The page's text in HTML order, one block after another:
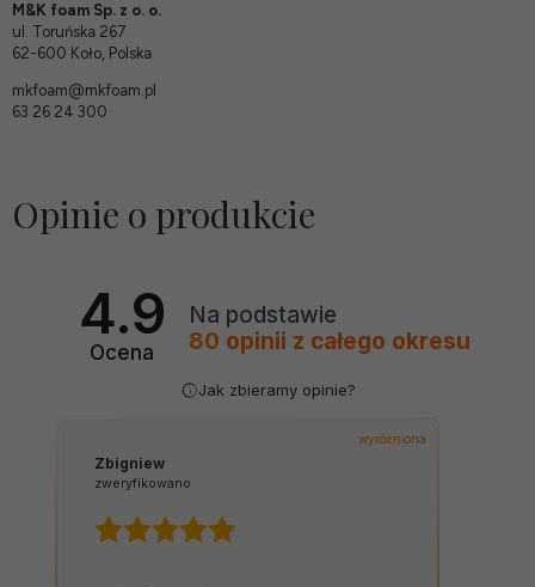
M&K foam Sp. z o. o.
ul. Toruńska 267
62-600 Koło, Polska
mkfoam@mkfoam.pl
63 26 24 300
Opinie o produkcie
4.9
Ocena
Na podstawie
80 opinii z całego okresu
Jak zbieramy opinie?
wyróżniona
Zbigniew
zweryfikowano